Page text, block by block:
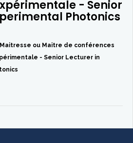
- Senior
Photonics
Maitresse ou Maitre de conférences
- Senior Lecturer in